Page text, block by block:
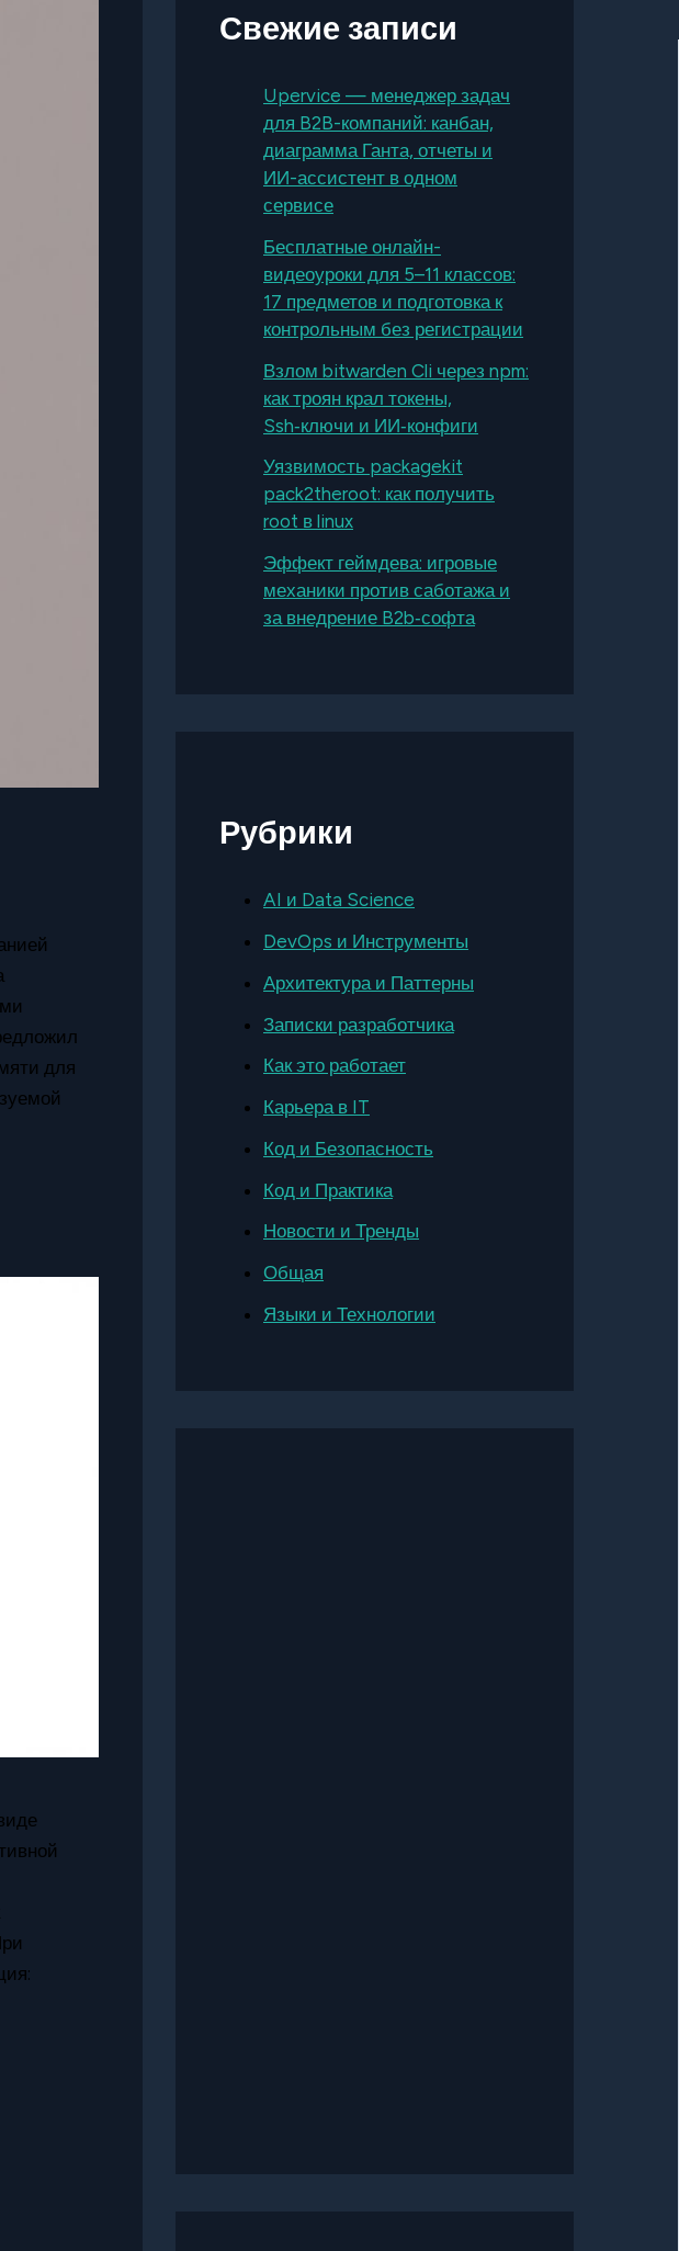
для
Свежие записи
Upervice — менеджер задач
для B2B-компаний: канбан,
диаграмма Ганта, отчеты и
ИИ-ассистент в одном
сервисе
Бесплатные онлайн-
видеоуроки для 5–11 классов:
17 предметов и подготовка к
контрольным без регистрации
Взлом bitwarden Cli через npm:
как троян крал токены,
Ssh‑ключи и ИИ‑конфиги
Уязвимость packagekit
pack2theroot: как получить
root в linux
Эффект геймдева: игровые
механики против саботажа и
за внедрение B2b‑софта
Рубрики
AI и Data Science
DevOps и Инструменты
Архитектура и Паттерны
Записки разработчика
Как это работает
Карьера в IT
Код и Безопасность
Код и Практика
Новости и Тренды
Общая
Языки и Технологии